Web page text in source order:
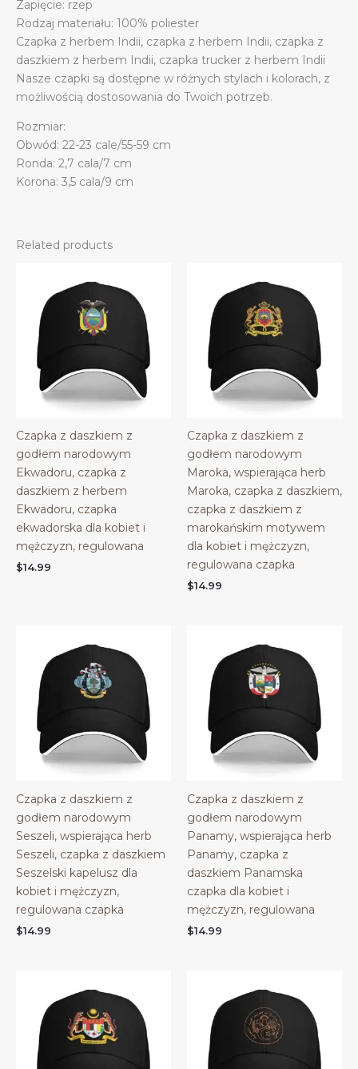
daszkiem
Trucker
Dad
quantity
Zapięcie: rzep
Rodzaj materiału: 100% poliester
Czapka z herbem Indii, czapka z herbem Indii, czapka z
daszkiem z herbem Indii, czapka trucker z herbem Indii
Nasze czapki są dostępne w różnych stylach i kolorach, z
możliwością dostosowania do Twoich potrzeb.
Rozmiar:
Obwód: 22-23 cale/55-59 cm
Ronda: 2,7 cala/7 cm
Korona: 3,5 cala/9 cm
Related products
Czapka z daszkiem z
godłem narodowym
Ekwadoru, czapka z
daszkiem z herbem
Ekwadoru, czapka
ekwadorska dla kobiet i
mężczyzn, regulowana
$14.99
Czapka z daszkiem z
godłem narodowym
Maroka, wspierająca herb
Maroka, czapka z daszkiem,
czapka z daszkiem z
marokańskim motywem
dla kobiet i mężczyzn,
regulowana czapka
$14.99
Czapka z daszkiem z
godłem narodowym
Seszeli, wspierająca herb
Seszeli, czapka z daszkiem
Seszelski kapelusz dla
kobiet i mężczyzn,
regulowana czapka
$14.99
Czapka z daszkiem z
godłem narodowym
Panamy, wspierająca herb
Panamy, czapka z
daszkiem Panamska
czapka dla kobiet i
mężczyzn, regulowana
$14.99